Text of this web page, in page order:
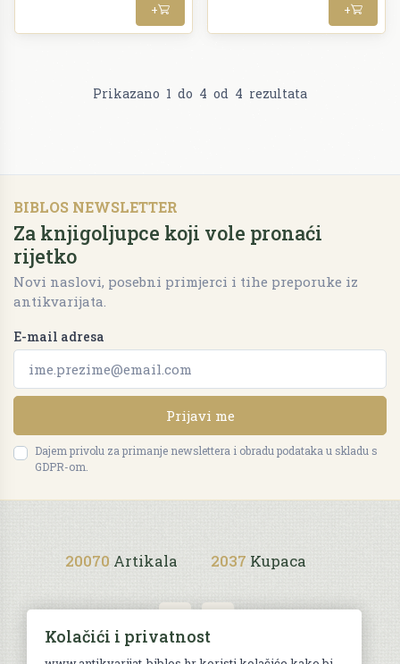
+ +
Prikazano 1 do 4 od 4 rezultata
BIBLOS NEWSLETTER
Za knjigoljupce koji vole pronaći
rijetko
Novi naslovi, posebni primjerci i tihe preporuke iz
antikvarijata.
E-mail adresa
Prijavi me
Dajem privolu za primanje newslettera i obradu podataka u skladu s
GDPR-om.
20070 Artikala 2037 Kupaca
Kolačići i privatnost